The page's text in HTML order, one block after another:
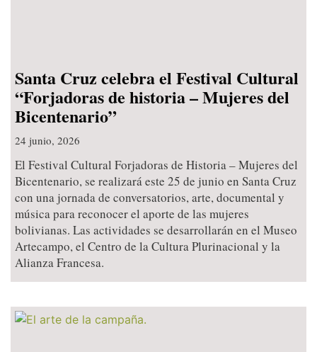
Santa Cruz celebra el Festival Cultural
“Forjadoras de historia – Mujeres del
Bicentenario”
24 junio, 2026
El Festival Cultural Forjadoras de Historia – Mujeres del
Bicentenario, se realizará este 25 de junio en Santa Cruz
con una jornada de conversatorios, arte, documental y
música para reconocer el aporte de las mujeres
bolivianas. Las actividades se desarrollarán en el Museo
Artecampo, el Centro de la Cultura Plurinacional y la
Alianza Francesa.